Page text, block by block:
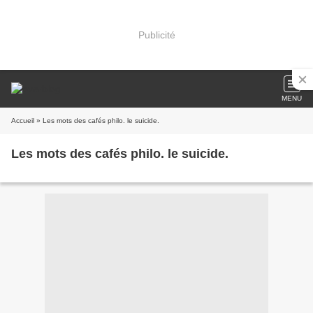
Publicité
MENU
Accueil » Les mots des cafés philo. le suicide.
Les mots des cafés philo. le suicide.